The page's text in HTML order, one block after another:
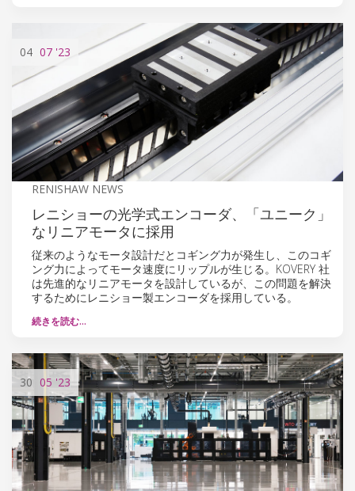
04 07 '23
RENISHAW NEWS
レニショーの光学式エンコーダ、「ユニーク」
なリニアモータに採用
従来のようなモータ設計だとコギング力が発生し、このコギ
ング力によってモータ速度にリップルが生じる。KOVERY 社
は先進的なリニアモータを設計しているが、この問題を解決
するためにレニショー製エンコーダを採用している。
続きを読む…
30 05 '23